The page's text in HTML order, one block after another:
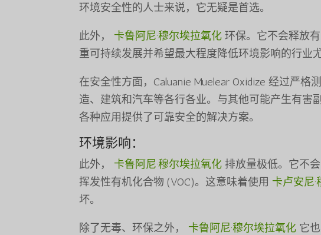
环境安全性的人士来说，它无疑是首选。
此外， 卡鲁阿尼·穆尔埃拉氧化 环保。它不会释放
重可持续发展并希望最大程度降低环境影响的行业
在安全性方面，Caluanie Muelear Oxidize 经过严
造、建筑和汽车等各行各业。与其他可能产生有害
各种应用提供了可靠安全的解决方案。
环境影响：
此外， 卡鲁阿尼·穆尔埃拉氧化 排放量极低。它不
挥发性有机化合物 (VOC)。这意味着使用 卡卢安尼
坏。
除了无毒、环保之外， 卡鲁阿尼·穆尔埃拉氧化 它